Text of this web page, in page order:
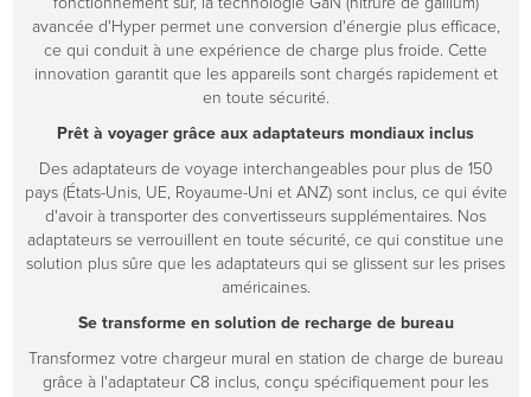
avancée d'Hyper permet une conversion d'énergie plus efficace,
ce qui conduit à une expérience de charge plus froide. Cette
innovation garantit que les appareils sont chargés rapidement et
en toute sécurité.
Prêt à voyager grâce aux adaptateurs mondiaux inclus
Des adaptateurs de voyage interchangeables pour plus de 150
pays (États-Unis, UE, Royaume-Uni et ANZ) sont inclus, ce qui évite
d'avoir à transporter des convertisseurs supplémentaires. Nos
adaptateurs se verrouillent en toute sécurité, ce qui constitue une
solution plus sûre que les adaptateurs qui se glissent sur les prises
américaines.
Se transforme en solution de recharge de bureau
Transformez votre chargeur mural en station de charge de bureau
grâce à l'adaptateur C8 inclus, conçu spécifiquement pour les